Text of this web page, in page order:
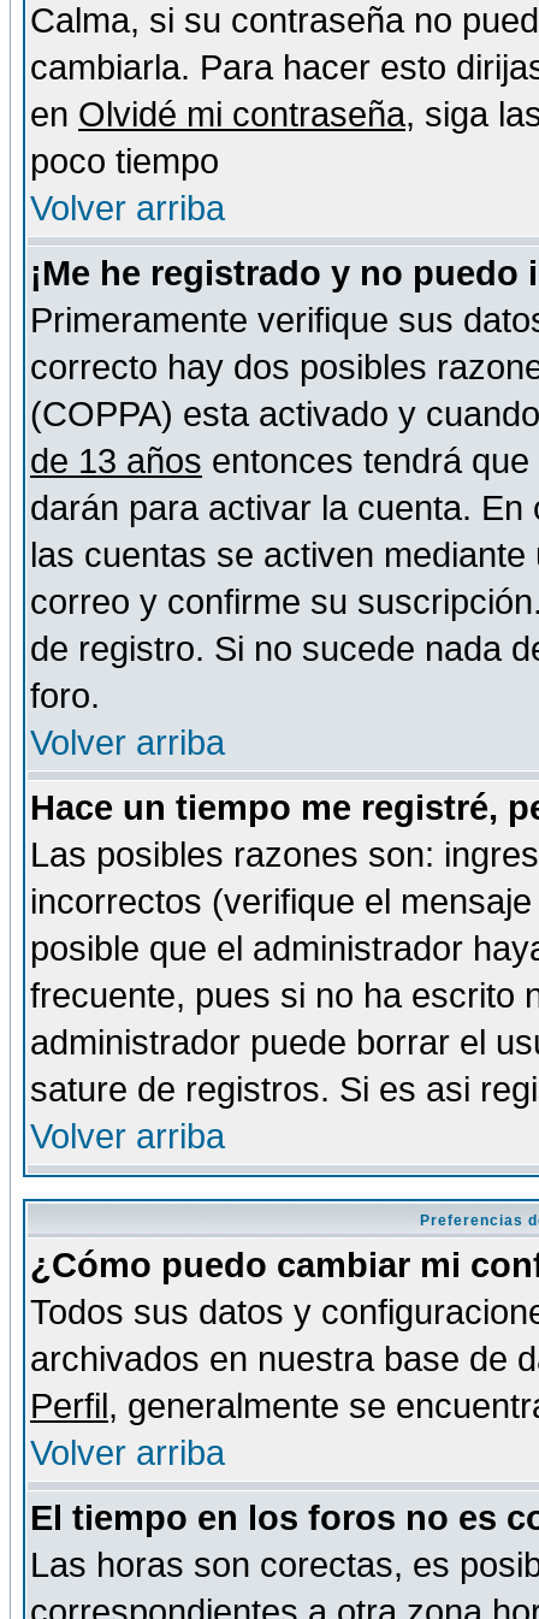
Calma, si su contraseña no
cambiarla. Para hacer esto
en Olvidé mi contraseña, siga
poco tiempo
Volver arriba
¡Me he registrado y no puedo
Primeramente verifique sus
correcto hay dos posibles
(COPPA) esta activado y
de 13 años entonces tendrá
darán para activar la cuenta.
las cuentas se activen
correo y confirme su
de registro. Si no sucede nada
foro.
Volver arriba
Hace un tiempo me registré,
Las posibles razones son:
incorrectos (verifique el
posible que el administrador
frecuente, pues si no ha escrito
administrador puede borrar el
sature de registros. Si es asi
Volver arriba
Preferencias
¿Cómo puedo cambiar mi
Todos sus datos y
archivados en nuestra base de
Perfil, generalmente se
Volver arriba
El tiempo en los foros no es
Las horas son corectas, es